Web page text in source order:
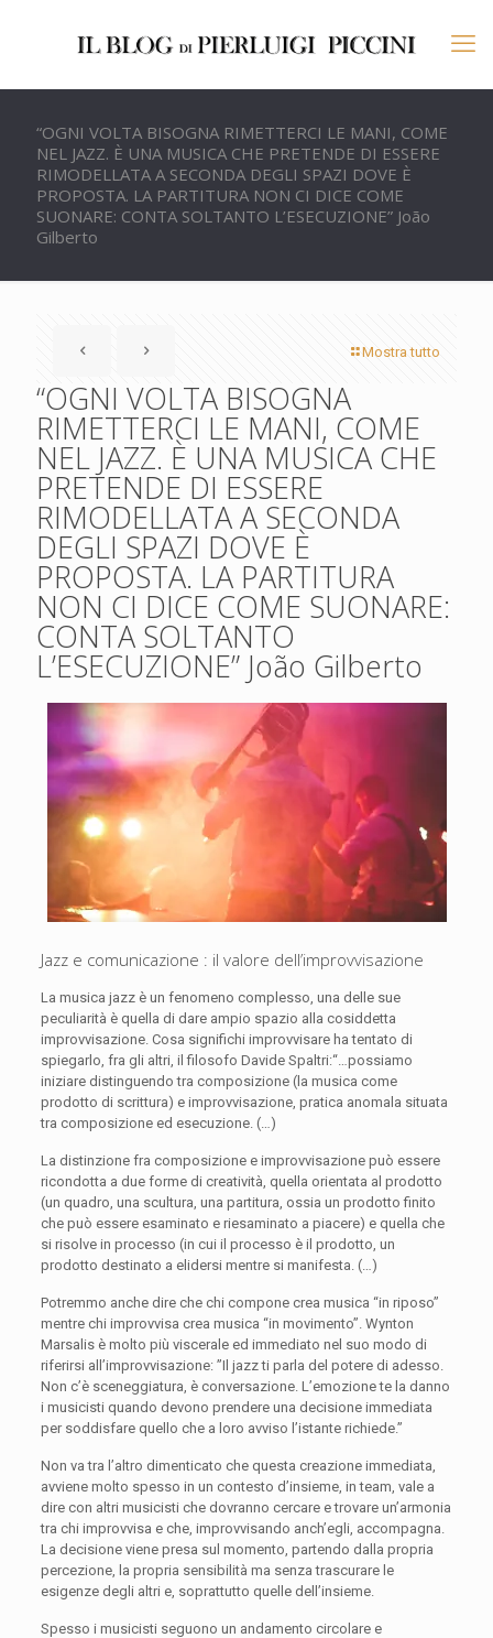
“OGNI VOLTA BISOGNA RIMETTERCI LE MANI, COME
NEL JAZZ. È UNA MUSICA CHE PRETENDE DI ESSERE
RIMODELLATA A SECONDA DEGLI SPAZI DOVE È
PROPOSTA. LA PARTITURA NON CI DICE COME
SUONARE: CONTA SOLTANTO L’ESECUZIONE” João
Gilberto
Mostra tutto
“OGNI VOLTA BISOGNA
RIMETTERCI LE MANI, COME
NEL JAZZ. È UNA MUSICA CHE
PRETENDE DI ESSERE
RIMODELLATA A SECONDA
DEGLI SPAZI DOVE È
PROPOSTA. LA PARTITURA
NON CI DICE COME SUONARE:
CONTA SOLTANTO
L’ESECUZIONE” João Gilberto
Jazz e comunicazione : il valore dell’improvvisazione
La musica jazz è un fenomeno complesso, una delle sue
peculiarità è quella di dare ampio spazio alla cosiddetta
improvvisazione. Cosa significhi improvvisare ha tentato di
spiegarlo, fra gli altri, il filosofo Davide Spaltri:“…possiamo
iniziare distinguendo tra composizione (la musica come
prodotto di scrittura) e improvvisazione, pratica anomala situata
tra composizione ed esecuzione. (…)
La distinzione fra composizione e improvvisazione può essere
ricondotta a due forme di creatività, quella orientata al prodotto
(un quadro, una scultura, una partitura, ossia un prodotto finito
che può essere esaminato e riesaminato a piacere) e quella che
si risolve in processo (in cui il processo è il prodotto, un
prodotto destinato a elidersi mentre si manifesta. (…)
Potremmo anche dire che chi compone crea musica “in riposo”
mentre chi improvvisa crea musica “in movimento”. Wynton
Marsalis è molto più viscerale ed immediato nel suo modo di
riferirsi all’improvvisazione: ”Il jazz ti parla del potere di adesso.
Non c’è sceneggiatura, è conversazione. L’emozione te la danno
i musicisti quando devono prendere una decisione immediata
per soddisfare quello che a loro avviso l’istante richiede.”
Non va tra l’altro dimenticato che questa creazione immediata,
avviene molto spesso in un contesto d’insieme, in team, vale a
dire con altri musicisti che dovranno cercare e trovare un’armonia
tra chi improvvisa e che, improvvisando anch’egli, accompagna.
La decisione viene presa sul momento, partendo dalla propria
percezione, la propria sensibilità ma senza trascurare le
esigenze degli altri e, soprattutto quelle dell’insieme.
Spesso i musicisti seguono un andamento circolare e